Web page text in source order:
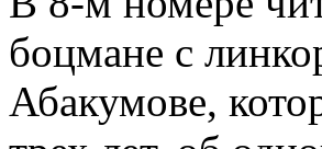
боцмане с
Абакумове,